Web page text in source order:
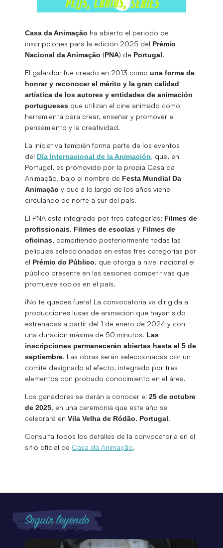
Casa da Animação ha abierto el periodo de
inscripciones para la edición 2025 del Prémio
Nacional da Animação (PNA) de Portugal.
El galardón fue creado en 2013 como una forma de
honrar y reconocer el mérito y la gran calidad
artística de los autores y entidades de animación
portugueses que utilizan el cine animado como
herramienta para crear, enseñar y promover el
pensamiento y la creatividad.
La iniciativa también forma parte de los eventos
del Día Internacional de la Animación, que, en
Portugal, es promovido por la propia Casa da
Animação, bajo el nombre de Festa Mundial Da
Animação y que a lo largo de los años viene
circulando de norte a sur del país.
El PNA está integrado por tres categorías: Filmes de
profissionais, Filmes de escolas y Filmes de
oficinas, compitiendo posteriormente todas las
películas seleccionadas en estas tres categorías por
el Prémio do Público, que otorga a nivel nacional el
público presente en las sesiones competitivas que
promueve socios en el país.
¡No te quedes fuera! La convocatoria va dirigida a
producciones lusas de animación que hayan sido
estrenadas a partir del 1 de enero de 2024 y con
una duración máxima de 50 minutos. Las
inscripciones permanecerán abiertas hasta el 5 de
septiembre. Las obras serán seleccionadas por un
comité designado al efecto, integrado por tres
elementos con probado conocimiento en el área.
Los ganadores se darán a conocer el 25 de octubre
de 2025, en una ceremonia que este año se
celebrará en Vila Velha de Ródão, Portugal.
Consulta todos los detalles de la convocatoria en el
sitio oficial de Casa da Animação.
Seguir leyendo